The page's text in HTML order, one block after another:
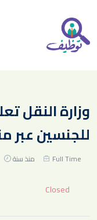
وزارة النقل
للجنسين عبر
Full Time منذ سنة
Closed